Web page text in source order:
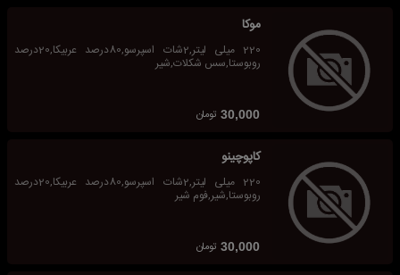
موکا
220 میلی لیتر,2شات اسپرسو,80درصد عربیکا,20درصد
روبوستا,سس شکلات,شیر
30,000 تومان
کاپوچینو
220 میلی لیتر,2شات اسپرسو,80درصد عربیکا,20درصد
روبوستا,شیر,فوم شیر
30,000 تومان